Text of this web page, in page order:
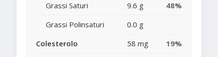
Grassi Saturi
9.6 g
48%
Grassi Polinsaturi
0.0 g
Colesterolo
58 mg
19%